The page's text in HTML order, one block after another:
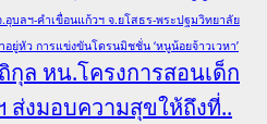
อุบลฯ-คำเขื่อนแก้วฯ จ.ยโสธร-พระปฐมวิทยาลัย
ยู่หัว การแข่งขันโดรนมิชชั่น ‘หนูน้อยจ้าวเวหา’
ล หน.โครงการสอนเด็ก
ส่งมอบความสุขให้ถึงที่..